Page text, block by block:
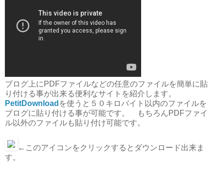
ブログ上にPDFファイルなどの任意のファイルを簡単に貼
り付ける事が出来る便利なサイトを紹介します。
PetitDownload を使うと５０キロバイト以内のファイルを
ブログに貼り付ける事が可能です。 もちろんPDFファイ
ル以外のファイルも貼り付け可能です。
←このアイコンをクリックするとダウンロード出来ま
す。